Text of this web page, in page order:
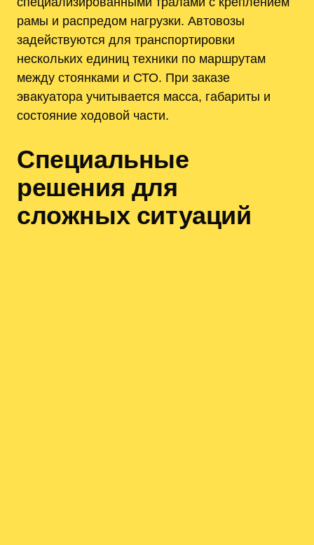
рамы и распредом нагрузки. Автовозы
задействуются для транспортировки
нескольких единиц техники по маршрутам
между стоянками и СТО. При заказе
эвакуатора учитывается масса, габариты и
состояние ходовой части.
Специальные
решения для
сложных ситуаций